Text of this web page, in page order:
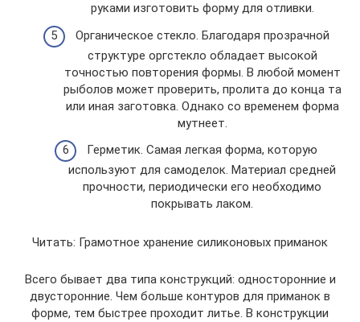
руками изготовить форму для отливки.
Органическое стекло. Благодаря прозрачной
структуре оргстекло обладает высокой
точностью повторения формы. В любой момент
рыболов может проверить, пролита до конца та
или иная заготовка. Однако со временем форма
мутнеет.
Герметик. Самая легкая форма, которую
используют для самоделок. Материал средней
прочности, периодически его необходимо
покрывать лаком.
Читать: Грамотное хранение силиконовых приманок
Всего бывает два типа конструкций: односторонние и
двусторонние. Чем больше контуров для приманок в
форме, тем быстрее проходит литье. В конструкции